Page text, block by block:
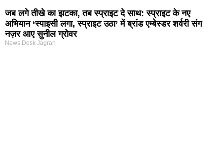
जब लगे तीखे का झटका, तब स्प्राइट दे साथ: स्प्राइट के नए
अभियान ‘स्पाइसी लगा, स्प्राइट उठा’ में ब्रांड एम्बेस्डर शर्वरी संग
नज़र आए सुनील ग्रोवर
News Desk Jagran